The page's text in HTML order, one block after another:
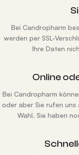
Bei Candropharm
werden per SSL-
Ihre Daten
Online
Bei Candropharm
oder aber Sie rufen
Wahl. Sie haben